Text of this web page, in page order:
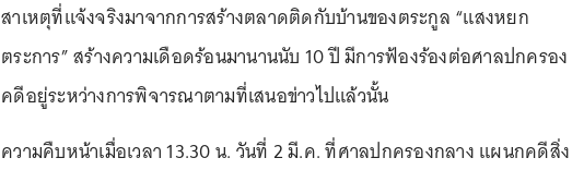
สาเหตุที่แจ้งจริงมาจากการสร้างตลาดติดกับบ้านของตระกูล “แสงหยก
ตระการ” สร้างความเดือดร้อนมานานนับ 10 ปี มีการฟ้องร้องต่อศาลปกครอง
คดีอยู่ระหว่างการพิจารณาตามที่เสนอข่าวไปแล้วนั้น
ความคืบหน้าเมื่อเวลา 13.30 น. วันที่ 2 มี.ค. ที่ศาลปกครองกลาง แผนกคดีสิ่ง